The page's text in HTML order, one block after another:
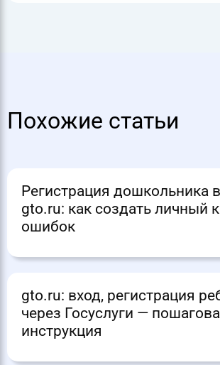
Похожие статьи
Регистрация дошкольника
gto.ru: как создать личный
ошибок
gto.ru: вход, регистрация
через Госуслуги —
инструкция